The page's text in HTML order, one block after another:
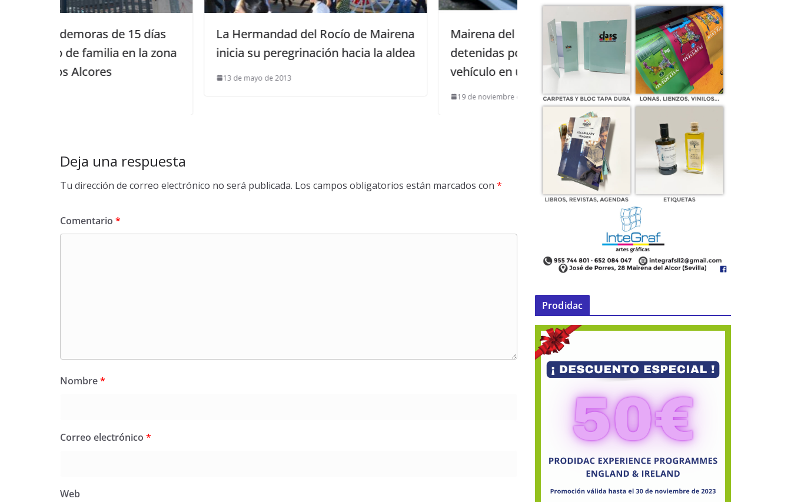
La Hermandad del Rocío de Mairena
inicia su peregrinación hacia la aldea
13 de mayo de 2013
Mairena del Alcor. 3 personas
detenidas por la sustracción de un
CSIF alerta de demoras de 15 días
para el médico de familia en la zona
sanitaria de Los Alcores
29 de mayo de 2024
Deja una respuesta
Tu dirección de correo electrónico no será publicada. Los campos obligatorios están marcados con *
Comentario *
Nombre*
Correo electrónico *
Web
Prodidac